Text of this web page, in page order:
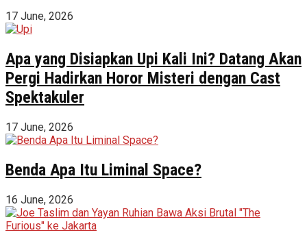
17 June, 2026
Apa yang Disiapkan Upi Kali Ini? Datang Akan
Pergi Hadirkan Horor Misteri dengan Cast
Spektakuler
17 June, 2026
Benda Apa Itu Liminal Space?
16 June, 2026